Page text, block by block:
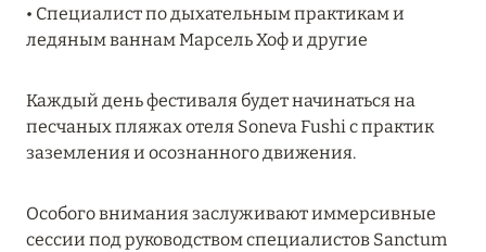
HÔTEL BARRIÈRE LES NEIGES
КОНЦЕПЦИЯ «ВСЁ ВКЛЮЧЕНО – ВСЁ
ЭКСКЛЮЗИВНО»
• Специалист по дыхательным практикам и
ледяным ваннам Марсель Хоф и другие
Каждый день фестиваля будет начинаться на
песчаных пляжах отеля Soneva Fushi с практик
заземления и осознанного движения.
Особого внимания заслуживают иммерсивные
сессии под руководством специалистов Sanctum